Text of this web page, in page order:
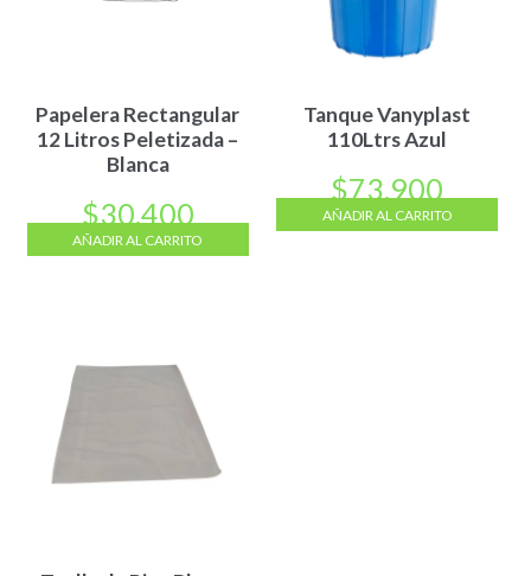
Papelera Rectangular
12 Litros Peletizada –
Blanca
$30.400
AÑADIR AL CARRITO
Tanque Vanyplast
110Ltrs Azul
$73.900
AÑADIR AL CARRITO